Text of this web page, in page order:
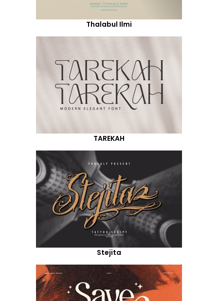
Thalabul Ilmi
TAREKAH
Stejita